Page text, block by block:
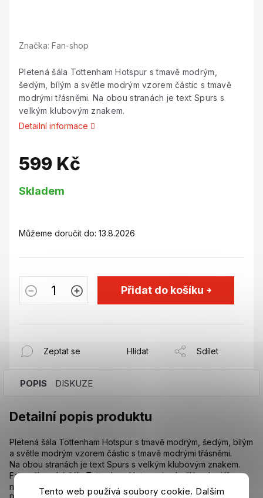
Tento web používá soubory cookie. Dalším
Značka: Fan-shop
Pletená šála Tottenham Hotspur s tmavě modrým,
šedým, bílým a světle modrým vzorem částic s tmavě
modrými třásněmi. Na obou stranách je text Spurs s
velkým klubovým znakem.
Detailní informace
599 Kč
cena:
Skladem
Můžeme doručit do: 13.8.2026
Přidat do košíku
Zeptat se Hlídat Sdílet
POPIS DISKUZE
Detailní popis produktu
Pletená šála Tottenham Hotspur s tmavě modrým, šedým, bílým
a světle modrým vzorem částic s tmavě modrými třásněmi.
Na obou stranách je text Spurs s velkým klubovým znakem.
Fanouškovská šála Tottenham Hotspur je skvělým doplňkem
na zápasy pro každého fanouška Tottenhamu Hotpsur.